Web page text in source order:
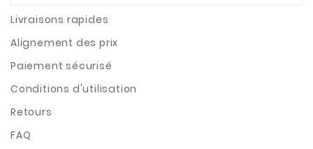
Livraisons rapides
Alignement des prix
Paiement sécurisé
Conditions d'utilisation
Retours
FAQ